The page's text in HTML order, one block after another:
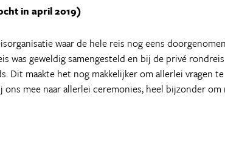
in april 2019)
waar de hele reis nog eens doorgenomen
was geweldig samengesteld en bij de privé rondreis
Dit maakte het nog makkelijker om allerlei vragen te
mee naar allerlei ceremonies, heel bijzonder om